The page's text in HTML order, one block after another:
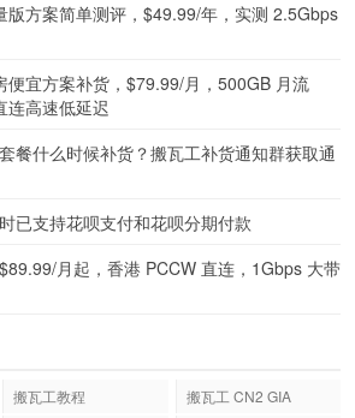
版方案简单测评，$49.99/年，实测 2.5Gbps
便宜方案补货，$79.99/月，500GB 月流
连高速低延迟
餐什么时候补货？搬瓦工补货通知群获取通
已支持花呗支付和花呗分期付款
月起，香港 PCCW 直连，1Gbps 大带
搬瓦工教程
搬瓦工 CN2 GIA